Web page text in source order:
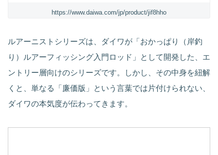
https://www.daiwa.com/jp/product/jif8hho
ルアーニストシリーズは、ダイワが「おかっぱり（岸釣
り）ルアーフィッシング入門ロッド」として開発した、エ
ントリー層向けのシリーズです。しかし、その中身を紐解
くと、単なる「廉価版」という言葉では片付けられない、
ダイワの本気度が伝わってきます。